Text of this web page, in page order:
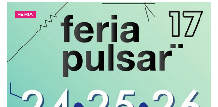
FERIA